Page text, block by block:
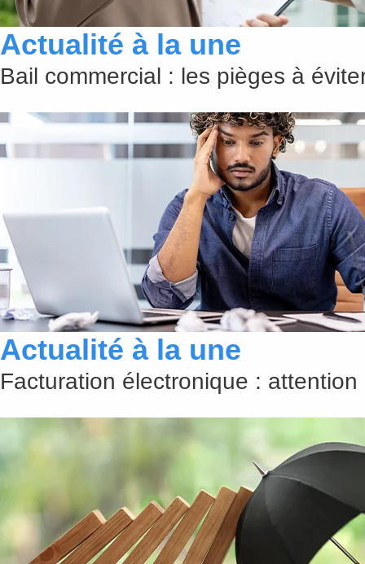
Actualité à la une
Bail commercial : les pièges à
Actualité à la une
Facturation électronique :